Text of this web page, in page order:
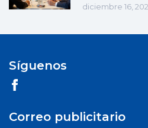
diciembre 16,
Síguenos
Correo publicitario